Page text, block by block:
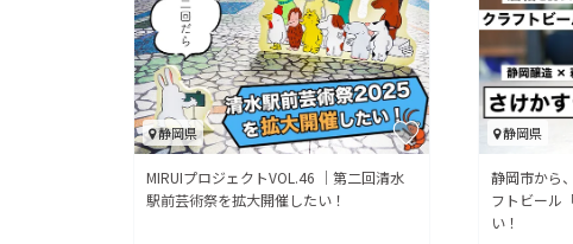
静岡県
MIRUIプロジェクトVOL.46 ｜第二回清水
駅前芸術祭を拡大開催したい！
静岡県
静岡市から
フトビール
い！